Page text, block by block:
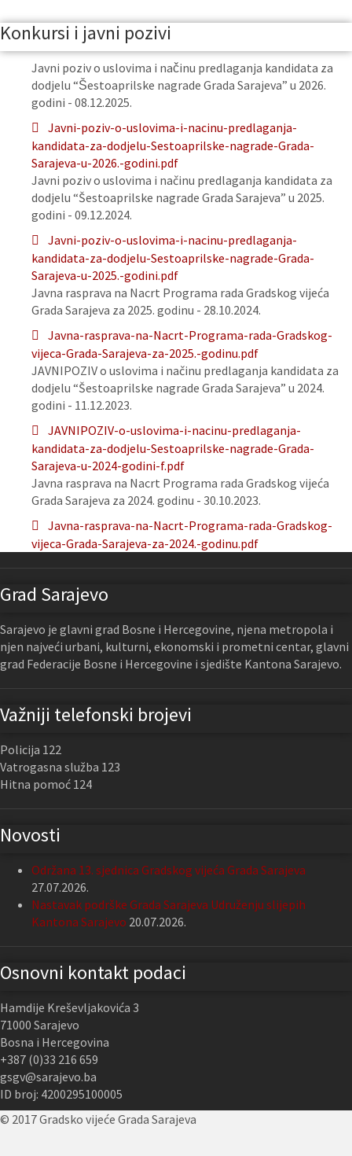
Konkursi i javni pozivi
Javni poziv o uslovima i načinu predlaganja kandidata za
dodjelu “Šestoaprilske nagrade Grada Sarajeva” u 2026.
godini - 08.12.2025.
Javni-poziv-o-uslovima-i-nacinu-predlaganja-
kandidata-za-dodjelu-Sestoaprilske-nagrade-Grada-
Sarajeva-u-2026.-godini.pdf
Javni poziv o uslovima i načinu predlaganja kandidata za
dodjelu “Šestoaprilske nagrade Grada Sarajeva” u 2025.
godini - 09.12.2024.
Javni-poziv-o-uslovima-i-nacinu-predlaganja-
kandidata-za-dodjelu-Sestoaprilske-nagrade-Grada-
Sarajeva-u-2025.-godini.pdf
Javna rasprava na Nacrt Programa rada Gradskog vijeća
Grada Sarajeva za 2025. godinu - 28.10.2024.
Javna-rasprava-na-Nacrt-Programa-rada-Gradskog-
vijeca-Grada-Sarajeva-za-2025.-godinu.pdf
JAVNIPOZIV o uslovima i načinu predlaganja kandidata za
dodjelu “Šestoaprilske nagrade Grada Sarajeva” u 2024.
godini - 11.12.2023.
JAVNIPOZIV-o-uslovima-i-nacinu-predlaganja-
kandidata-za-dodjelu-Sestoaprilske-nagrade-Grada-
Sarajeva-u-2024-godini-f.pdf
Javna rasprava na Nacrt Programa rada Gradskog vijeća
Grada Sarajeva za 2024. godinu - 30.10.2023.
Javna-rasprava-na-Nacrt-Programa-rada-Gradskog-
vijeca-Grada-Sarajeva-za-2024.-godinu.pdf
Grad Sarajevo
Sarajevo je glavni grad Bosne i Hercegovine, njena metropola i
njen najveći urbani, kulturni, ekonomski i prometni centar, glavni
grad Federacije Bosne i Hercegovine i sjedište Kantona Sarajevo.
Važniji telefonski brojevi
Policija 122
Vatrogasna služba 123
Hitna pomoć 124
Novosti
Održana 13. sjednica Gradskog vijeća Grada Sarajeva
27.07.2026.
Nastavak podrške Grada Sarajeva Udruženju slijepih
Kantona Sarajevo 20.07.2026.
Osnovni kontakt podaci
Hamdije Kreševljakovića 3
71000 Sarajevo
Bosna i Hercegovina
+387 (0)33 216 659
gsgv@sarajevo.ba
ID broj: 4200295100005
© 2017 Gradsko vijeće Grada Sarajeva